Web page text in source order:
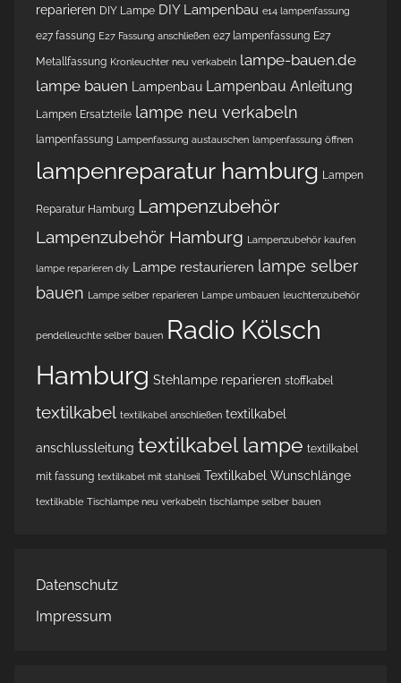
reparieren DIY Lampe DIY Lampenbau e14 lampenfassung
e27 fassung E27 Fassung anschließen e27 lampenfassung E27
Metallfassung Kronleuchter neu verkabeln lampe-bauen.de
lampe bauen
Lampenbau Lampenbau Anleitung
Lampen Ersatzteile lampe neu verkabeln
lampenfassung Lampenfassung austauschen lampenfassung öffnen
lampenreparatur hamburg Lampen
Reparatur Hamburg Lampenzubehör
Lampenzubehör Hamburg Lampenzubehör kaufen
lampe reparieren diy Lampe restaurieren lampe selber
bauen Lampe selber reparieren Lampe umbauen leuchtenzubehör
pendelleuchte selber bauen Radio Kölsch
Hamburg Stehlampe reparieren stoffkabel
textilkabel textilkabel anschließen textilkabel
anschlussleitung textilkabel lampe textilkabel
mit fassung textilkabel mit stahlseil Textilkabel Wunschlänge
textilkable Tischlampe neu verkabeln tischlampe selber bauen
Datenschutz
Impressum